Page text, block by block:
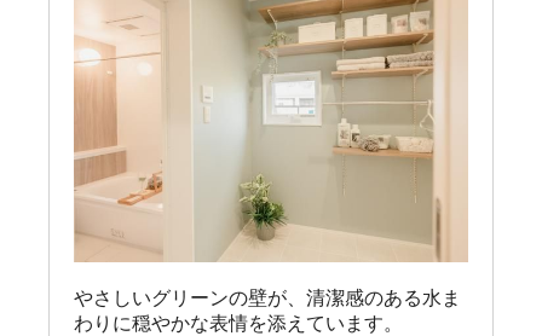
やさしいグリーンの壁が、清潔感のある水ま
わりに穏やかな表情を添えています。